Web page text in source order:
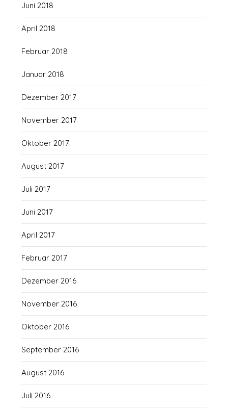
Juni 2018
April 2018
Februar 2018
Januar 2018
Dezember 2017
November 2017
Oktober 2017
August 2017
Juli 2017
Juni 2017
April 2017
Februar 2017
Dezember 2016
November 2016
Oktober 2016
September 2016
August 2016
Juli 2016